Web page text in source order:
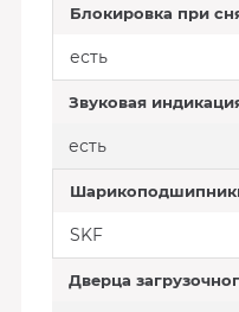
Блокировка при
есть
Звуковая
есть
SKF
Дверца